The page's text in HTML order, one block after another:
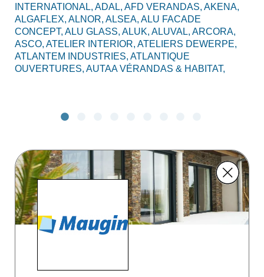
INTERNATIONAL, ADAL, AFD VERANDAS, AKENA,
ALGAFLEX, ALNOR, ALSEA, ALU FACADE
CONCEPT, ALU GLASS, ALUK, ALUVAL, ARCORA,
ASCO, ATELIER INTERIOR, ATELIERS DEWERPE,
ATLANTEM INDUSTRIES, ATLANTIQUE
OUVERTURES, AUTAA VÉRANDAS & HABITAT,